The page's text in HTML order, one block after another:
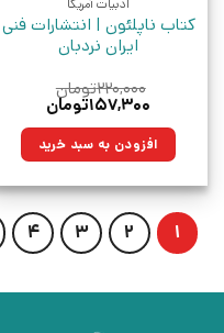
ادبیات آمریکا
کتاب ناپلئون | انتشارات فنی
ایران نردبان
۲۲۰,۰۰۰تومان
قیمت
۲۲۰,۰۰۰تومان
بود.
۱۵۷,۳۰۰تومان
۱۵۷,۳۰۰تومان.افزودن به سبد خرید
1
2
3
4